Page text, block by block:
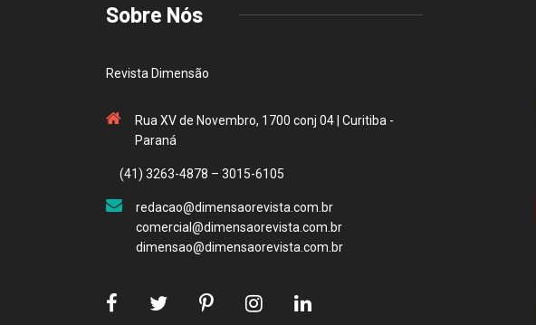
Sobre Nós
Revista Dimensão
Rua XV de Novembro, 1700 conj 04 | Curitiba -
Paraná
(41) 3263-4878 – 3015-6105
redacao@dimensaorevista.com.br
comercial@dimensaorevista.com.br
dimensao@dimensaorevista.com.br